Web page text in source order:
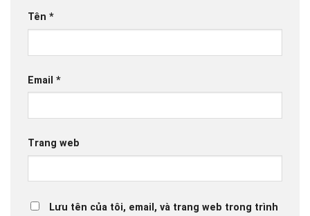
Tên *
Email *
Trang web
Lưu tên của tôi, email, và trang web trong trình